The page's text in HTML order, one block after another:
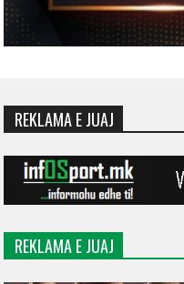
REKLAMA E JUAJ
REKLAMA E JUAJ